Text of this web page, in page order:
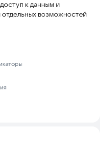
к данным и
возможностей